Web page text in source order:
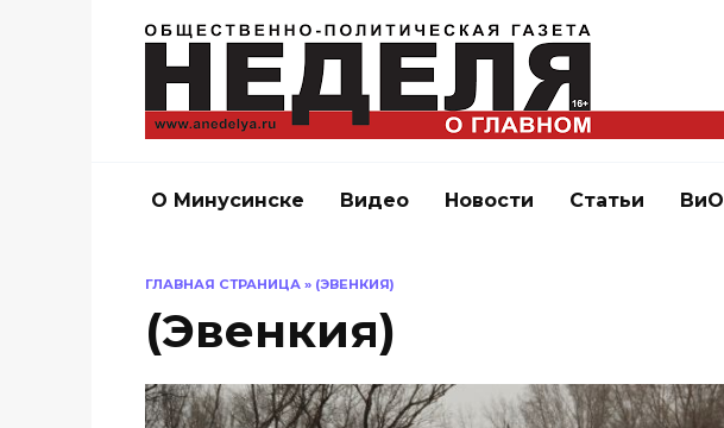
О Минусинске Видео Новости Статьи ВиО
ГЛАВНАЯ СТРАНИЦА » (ЭВЕНКИЯ)
(Эвенкия)